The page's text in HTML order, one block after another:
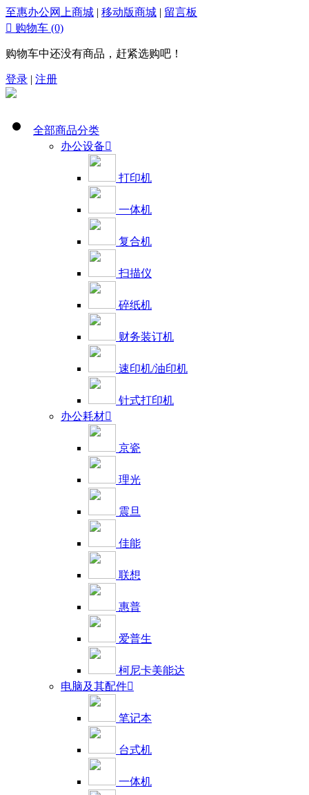
至惠办公网上商城 | 移动版商城 | 留言板
 购物车 (0)
购物车中还没有商品，赶紧选购吧！
登录 | 注册
全部商品分类
办公设备
打印机
一体机
复合机
扫描仪
碎纸机
财务装订机
速印机/油印机
针式打印机
办公耗材
京瓷
理光
震旦
佳能
联想
惠普
爱普生
柯尼卡美能达
电脑及其配件
笔记本
台式机
一体机